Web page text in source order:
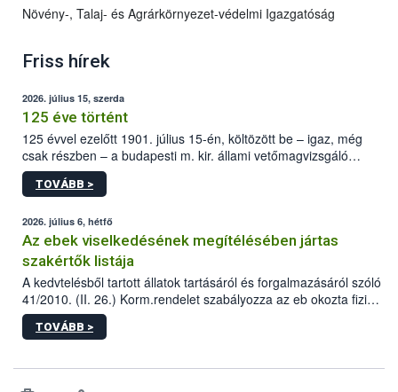
Növény-, Talaj- és Agrárkörnyezet-védelmi Igazgatóság
Friss hírek
2026. július 15, szerda
125 éve történt
125 évvel ezelőtt 1901. július 15-én, költözött be – igaz, még
csak részben – a budapesti m. kir. állami vetőmagvizsgáló
állomás a Kis Rókus utca 15. szám alatti, Czigler Győző által
tervezett új épületébe.
TOVÁBB >
2026. július 6, hétfő
Az ebek viselkedésének megítélésében jártas
szakértők listája
A kedvtelésből tartott állatok tartásáról és forgalmazásáról szóló
41/2010. (II. 26.) Korm.rendelet szabályozza az eb okozta fizikai
sérülés, illetve ennek veszélye keletkezésekor felmerülő
hatósági feladatokat, valamint a veszélyes eb tartását és annak
vonni az ebek viselkedésének megítélésében jártas szakértőt.
TOVÁBB >